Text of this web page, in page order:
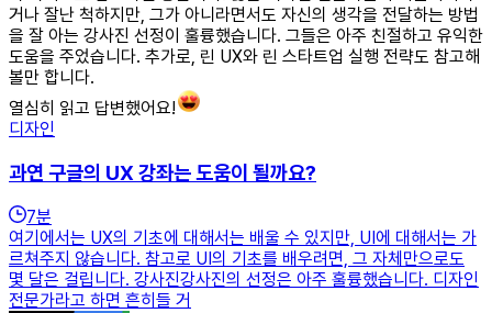
거나 잘난 척하지만, 그가 아니라면서도 자신의 생각을 전달하는 방법
을 잘 아는 강사진 선정이 훌륭했습니다. 그들은 아주 친절하고 유익한
도움을 주었습니다. 추가로, 린 UX와 린 스타트업 실행 전략도 참고해
볼만 합니다.
열심히 읽고 답변했어요!
디자인
과연 구글의 UX 강좌는 도움이 될까요?
7분
여기에서는 UX의 기초에 대해서는 배울 수 있지만, UI에 대해서는 가
르쳐주지 않습니다. 참고로 UI의 기초를 배우려면, 그 자체만으로도
몇 달은 걸립니다. 강사진강사진의 선정은 아주 훌륭했습니다. 디자인
전문가라고 하면 흔히들 거